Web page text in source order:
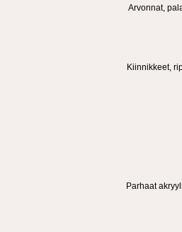
Arvonnat,
Kiinnikkeet,
Parhaat